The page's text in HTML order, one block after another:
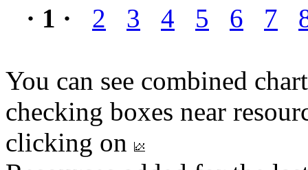
· 1 · 2 3 4 5 6 7
You can see combined
checking boxes near
clicking on